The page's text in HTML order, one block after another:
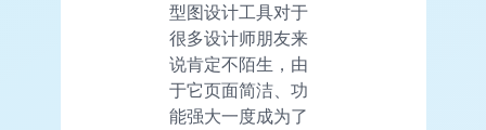
型图设计工具对于
很多设计师朋友来
说肯定不陌生，由
于它页面简洁、功
能强大一度成为了